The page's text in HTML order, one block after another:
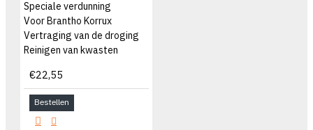
Speciale verdunning
Voor Brantho Korrux
Vertraging van de droging
Reinigen van kwasten
€22,55
Bestellen